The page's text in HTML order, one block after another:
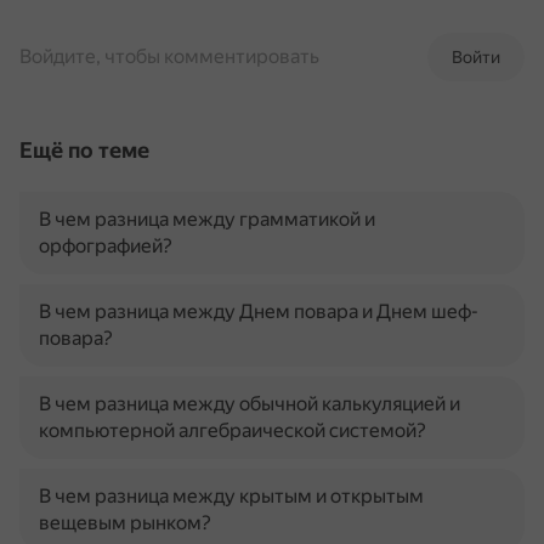
Войти
Войдите, чтобы комментировать
Ещё по теме
В чем разница между грамматикой и
орфографией?
В чем разница между Днем повара и Днем шеф-
повара?
В чем разница между обычной калькуляцией и
компьютерной алгебраической системой?
В чем разница между крытым и открытым
вещевым рынком?